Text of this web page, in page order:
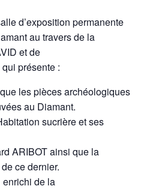
d’exposition permanente
au travers de la
et de
présente :
les pièces archéologiques
au Diamant.
sucrière et ses
ARIBOT ainsi que la
ce dernier.
enrichi de la